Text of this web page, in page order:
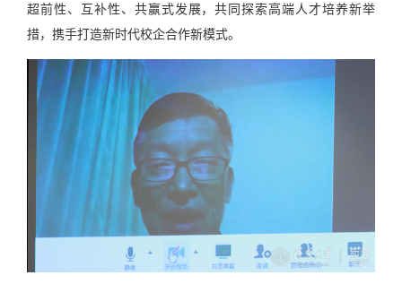
超前性、互补性、共赢式发展，共同探索高端人才培养新举
措，携手打造新时代校企合作新模式。